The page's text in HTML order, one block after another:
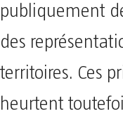
publiquement
des
territoires. Ces
heurtent